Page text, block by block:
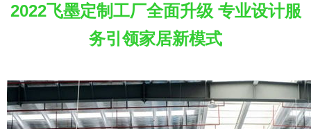
2022飞墨定制工厂全面升级 专业设计服
务引领家居新模式